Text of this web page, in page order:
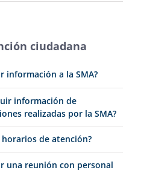
ciudadana
información a la SMA?
información de
realizadas por la SMA?
horarios de atención?
una reunión con personal